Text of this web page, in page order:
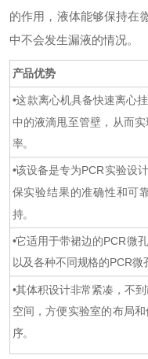
的作用，液体能够保持在
中不会发生漏液的情况。
产品优势
•这款离心机具备快速离心
中的液滴甩至管壁，从而
率。
•该设备是专为PCR实验设
保实验结果的准确性和可
持。
•它适用于带裙边的PCR微
以及各种不同规格的PCR微
•其体积设计非常紧凑，不
空间，方便实验室的布局
序。